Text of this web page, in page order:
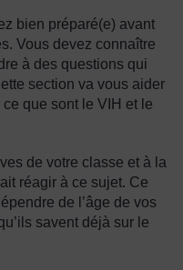
bien préparé(e) avant
Vous devez connaître
à des questions qui
section va vous aider
que sont le VIH et le
de votre classe et à la
réagir à ce sujet. Ce
de l’âge de vos
savent déjà sur le